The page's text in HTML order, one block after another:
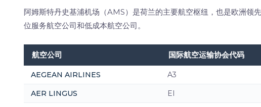
阿姆斯特丹史基浦机场（AMS）是荷兰的主要航空枢纽，也是欧洲领
位服务航空公司和低成本航空公司。
航空公司 国际航空运输协会代码
AEGEAN AIRLINES A3
AER LINGUS EI